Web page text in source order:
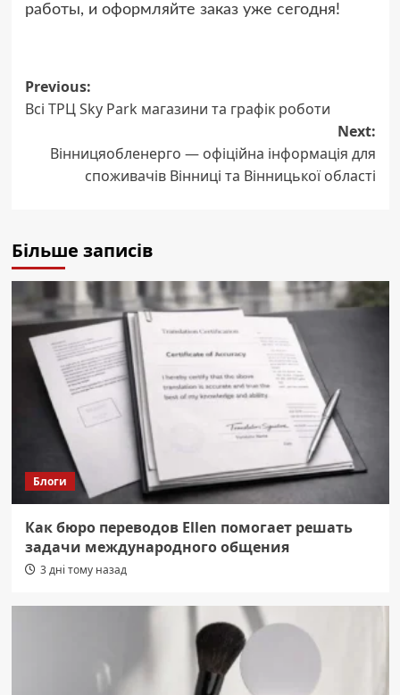
работы, и оформляйте заказ уже сегодня!
Post
navigation
Previous:
Всі ТРЦ Sky Park магазини та графік роботи
Next:
Вінницяобленерго — офіційна інформація для
споживачів Вінниці та Вінницької області
Більше записів
Блоги
Как бюро переводов Ellen помогает решать
задачи международного общения
3 дні тому назад